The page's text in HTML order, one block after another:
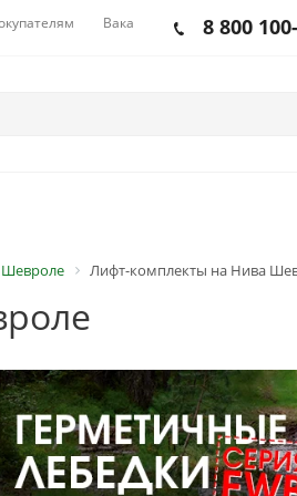
Вакансии 8 800
Шевроле Лифт-комплекты на Нива